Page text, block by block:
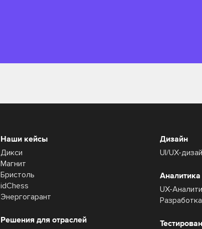
Наши кейсы
Дикси
Магнит
Бристоль
idChess
Энергогарант
Решения для отраслей
Дизайн
UI/UX-
Аналитика
UX-